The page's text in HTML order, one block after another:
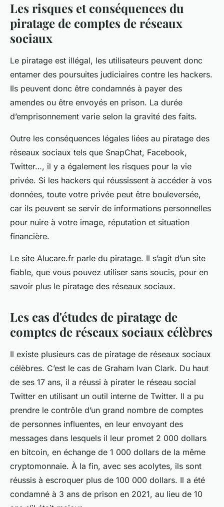
Les risques et conséquences du
piratage de comptes de réseaux
sociaux
Le piratage est illégal, les utilisateurs peuvent donc
entamer des poursuites judiciaires contre les hackers.
Ils peuvent donc être condamnés à payer des
amendes ou être envoyés en prison. La durée
d’emprisonnement varie selon la gravité des faits.
Outre les conséquences légales liées au piratage des
réseaux sociaux tels que SnapChat, Facebook,
Twitter…, il y a également les risques pour la vie
privée. Si les hackers qui réussissent à accéder à vos
données, toute votre privée peut être bouleversée,
car ils peuvent se servir de informations personnelles
pour nuire à votre image, réputation et situation
financière.
Le site Alucare.fr parle du piratage. Il s’agit d’un site
fiable, que vous pouvez utiliser sans soucis, pour en
savoir plus le piratage des réseaux sociaux.
Les cas d'études de piratage de
comptes de réseaux sociaux célèbres
Il existe plusieurs cas de piratage de réseaux sociaux
célèbres. C’est le cas de Graham Ivan Clark. Du haut
de ses 17 ans, il a réussi à pirater le réseau social
Twitter en utilisant un outil interne de Twitter. Il a pu
prendre le contrôle d’un grand nombre de comptes
de personnes influentes, en leur envoyant des
messages dans lesquels il leur promet 2 000 dollars
en bitcoin, en échange de 1 000 dollars de la même
cryptomonnaie. À la fin, avec ses acolytes, ils sont
réussis à escroquer plus de 100 000 dollars. Il a été
condamné à 3 ans de prison en 2021, au lieu de 10